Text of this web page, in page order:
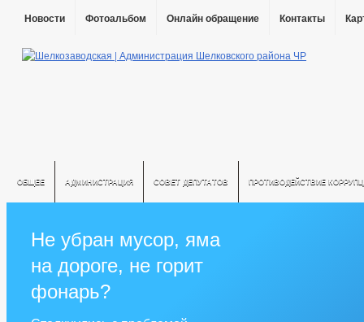
Новости Фотоальбом Онлайн обращение Контакты
ОБЩЕЕ АДМИНИСТРАЦИЯ СОВЕТ ДЕПУТАТОВ ПРОТИВОДЕЙСТВИЕ
Не убран мусор, яма
на дороге, не горит
фонарь?